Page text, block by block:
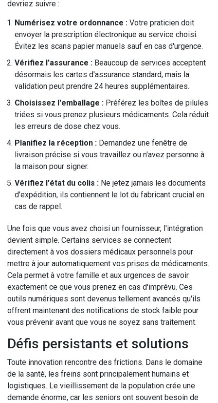
devriez suivre :
Numérisez votre ordonnance : Votre praticien doit
envoyer la prescription électronique au service choisi.
Évitez les scans papier manuels sauf en cas d'urgence.
Vérifiez l'assurance : Beaucoup de services acceptent
désormais les cartes d'assurance standard, mais la
validation peut prendre 24 heures supplémentaires.
Choisissez l'emballage : Préférez les boîtes de pilules
triées si vous prenez plusieurs médicaments. Cela réduit
les erreurs de dose chez vous.
Planifiez la réception : Demandez une fenêtre de
livraison précise si vous travaillez ou n'avez personne à
la maison pour signer.
Vérifiez l'état du colis : Ne jetez jamais les documents
d'expédition, ils contiennent le lot du fabricant crucial en
cas de rappel.
Une fois que vous avez choisi un fournisseur, l'intégration
devient simple. Certains services se connectent
directement à vos dossiers médicaux personnels pour
mettre à jour automatiquement vos prises de médicaments.
Cela permet à votre famille et aux urgences de savoir
exactement ce que vous prenez en cas d'imprévu. Ces
outils numériques sont devenus tellement avancés qu'ils
offrent maintenant des notifications de stock faible pour
vous prévenir avant que vous ne soyez sans traitement.
Défis persistants et solutions
Toute innovation rencontre des frictions. Dans le domaine
de la santé, les freins sont principalement humains et
logistiques. Le vieillissement de la population crée une
demande énorme, car les seniors ont souvent besoin de